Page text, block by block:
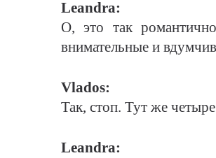
Leandra:
О, это так
внимательные и
Vlados:
Так, стоп. Тут же
Leandra: